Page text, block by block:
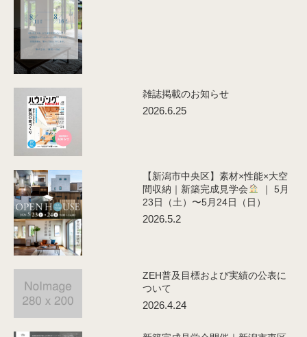
雑誌掲載のお知らせ
2026.6.25
【新潟市中央区】素材×性能×大空
間収納｜新築完成見学会
｜ 5月
23日（土）〜5月24日（日）
2026.5.2
ZEH普及目標および実績の公表に
ついて
2026.4.24